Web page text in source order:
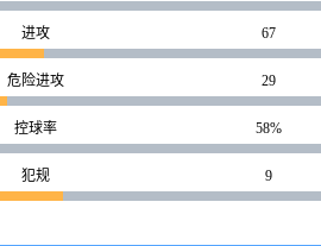
进攻 67
危险进攻 29
控球率 58%
犯规 9